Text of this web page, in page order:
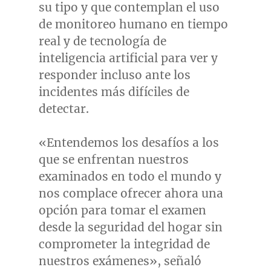
su tipo y que contemplan el uso
de monitoreo humano en tiempo
real y de tecnología de
inteligencia artificial para ver y
responder incluso ante los
incidentes más difíciles de
detectar.
«Entendemos los desafíos a los
que se enfrentan nuestros
examinados en todo el mundo y
nos complace ofrecer ahora una
opción para tomar el examen
desde la seguridad del hogar sin
comprometer la integridad de
nuestros exámenes», señaló